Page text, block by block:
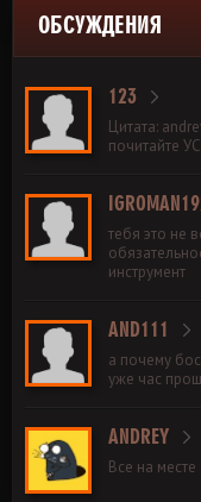
ОБСУЖДЕНИЯ
123
Цитата:
почитайте
тебя это не
инструмент
AND111
а почему
уже час
ANDREY
Все на месте